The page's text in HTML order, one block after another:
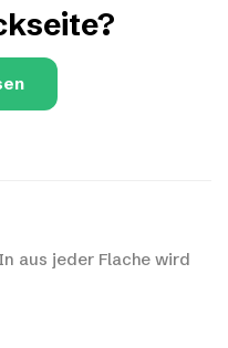
aus jeder Flache wird